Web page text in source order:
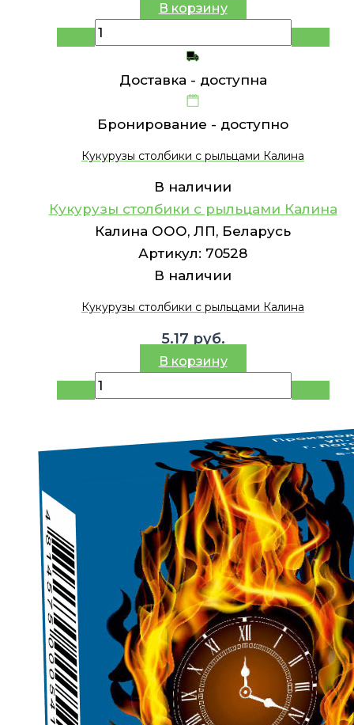
В корзину
Доставка - доступна
Бронирование - доступно
Кукурузы столбики с рыльцами Калина
В наличии
Кукурузы столбики с рыльцами Калина
Калина ООО, ЛП, Беларусь
Артикул: 70528
В наличии
Кукурузы столбики с рыльцами Калина
5.17 руб.
В корзину